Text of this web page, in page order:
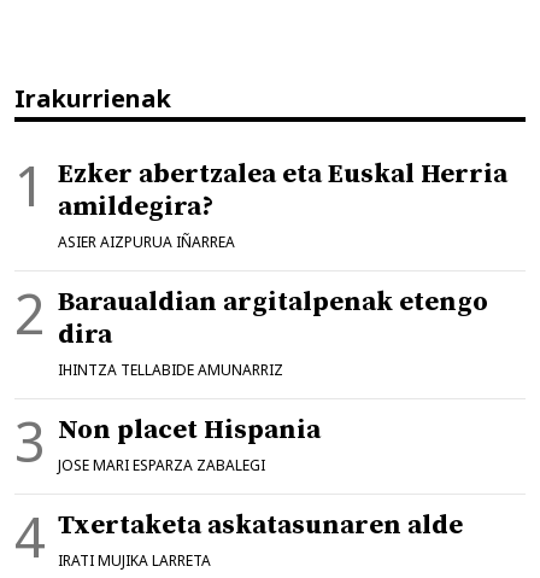
Irakurrienak
Ezker abertzalea eta Euskal Herria
amildegira?
ASIER AIZPURUA IÑARREA
Baraualdian argitalpenak etengo
dira
IHINTZA TELLABIDE AMUNARRIZ
Non placet Hispania
JOSE MARI ESPARZA ZABALEGI
Txertaketa askatasunaren alde
IRATI MUJIKA LARRETA